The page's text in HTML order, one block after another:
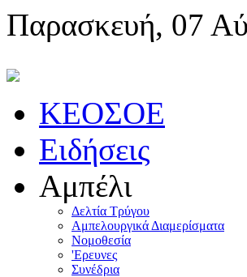
Παρασκευή, 07
KEOΣOE
Ειδήσεις
Αμπέλι
Δελτία Τρύγου
Αμπελουργικά Διαμερίσματα
Nομοθεσία
'Eρευνες
Συνέδρια